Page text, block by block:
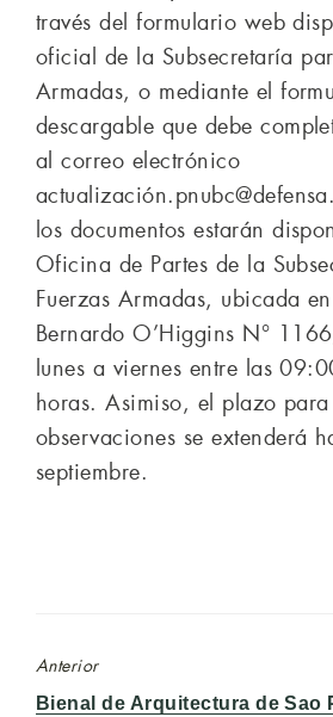
través del formulario web
oficial de la Subsecretaría
Armadas, o mediante el
descargable que debe
al correo electrónico
los documentos estarán
Oficina de Partes de la
Fuerzas Armadas, ubicada
Bernardo O’Higgins N°
lunes a viernes entre las
horas. Asimiso, el plazo
observaciones se extenderá
septiembre.
Anterior
Entrada
Bienal de Arquitectura de Sao